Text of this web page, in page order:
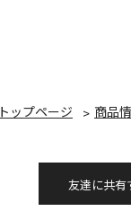
トップページ 商品
友達に共有